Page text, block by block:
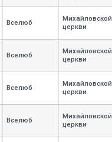
Вселюб
Михайловской
церкви
Вселюб
Михайловской
церкви
Вселюб
Михайловской
церкви
Вселюб
Михайловской
церкви